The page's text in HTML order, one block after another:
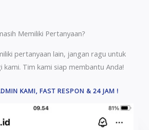
Memiliki Pertanyaan?
pertanyaan lain, jangan ragu untuk
kami. Tim kami siap membantu Anda!
KAMI, FAST RESPON & 24 JAM !